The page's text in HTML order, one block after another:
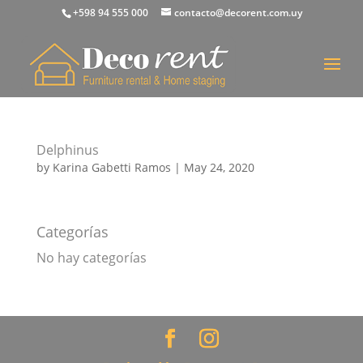
+598 94 555 000 contacto@decorent.com.uy
Delphinus
by Karina Gabetti Ramos | May 24, 2020
Categorías
No hay categorías